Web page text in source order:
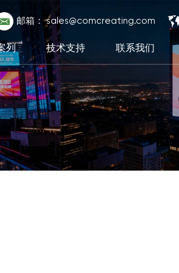
邮箱： sales@comcreating.com
列 技术支持 联系我们